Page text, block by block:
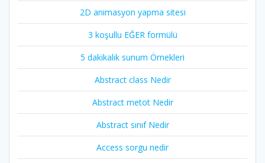
2D animasyon yapma sitesi
3 koşullu EĞER formülü
5 dakikalık sunum Örnekleri
Abstract class Nedir
Abstract metot Nedir
Abstract sınıf Nedir
Access sorgu nedir